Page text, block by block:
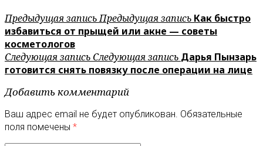
Предыдущая записьПредыдущая запись Как быстро
избавиться от прыщей или акне — советы
косметологов
Следующая запись Следующая запись Дарья Пынзарь
готовится снять повязку после операции на лице
Добавить комментарий
Ваш адрес email не будет опубликован. Обязательные
поля помечены *